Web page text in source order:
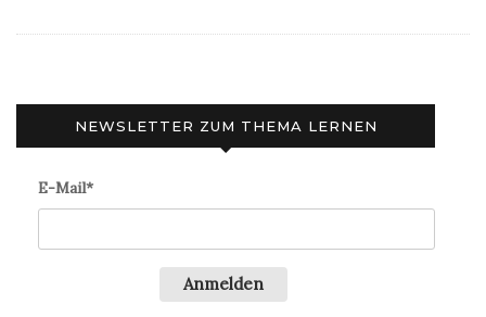
NEWSLETTER ZUM THEMA LERNEN
E-Mail*
Anmelden